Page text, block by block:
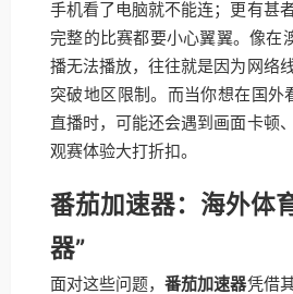
手机看了电脑就不能连；更有甚
完整的比赛都要小心翼翼。像在
播无法播放，往往就是因为网络
突破地区限制。而当你想在国外
直播时，可能还会遇到画面卡顿
观赛体验大打折扣。
番茄加速器：海外体
器”
面对这些问题，番茄加速器凭借